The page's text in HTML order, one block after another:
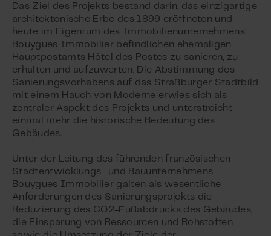
Das Ziel des Projekts bestand darin, das einzigartige
architektonische Erbe des 1899 eröffneten und
heute im Eigentum des Immobilienunternehmens
Bouygues Immobilier befindlichen ehemaligen
Hauptpostamts Hôtel des Postes zu sanieren, zu
erhalten und aufzuwerten. Die Abstimmung des
Sanierungsvorhabens auf das Straßburger Stadtbild
mit einem Hauch von Moderne erwies sich als
zentraler Aspekt des Projekts und unterstreicht
einmal mehr die historische Bedeutung des
Gebäudes.
Unter der Leitung des führenden französischen
Stadtentwicklungs- und Bauunternehmens
Bouygues Immobilier galten als wesentliche
Anforderungen des Sanierungsprojekts die
Reduzierung des CO2-Fußabdrucks des Gebäudes,
die Einsparung von Ressourcen und Rohstoffen